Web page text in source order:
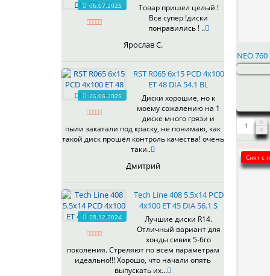
530
531
535
536
537
538
539
540
541
545
546
547
548
573
574
575
06.07.2025
Товар пришел целый !
Все супер !диски
понравились ! ..
Ярослав С.
26.06.2025
RST R065 6x15 PCD 4x100
ET 48 DIA 54.1 BL
Диски хорошие, но к
моему сожалению на 1
диске много грязи и
пыли закатали под краску, не понимаю, как
такой диск прошёл контроль качества! очень
таки..
Дмитрий
28.12.2024
Tech Line 408 5.5x14 PCD
4x100 ET 45 DIA 56.1 S
Лучшие диски R14.
Отличный вариант для
хонды сивик 5-6го
поколения. Стреляют по всем параметрам
идеально!!! Хорошо, что начали опять
выпускать их...
NEO 760
Снят с